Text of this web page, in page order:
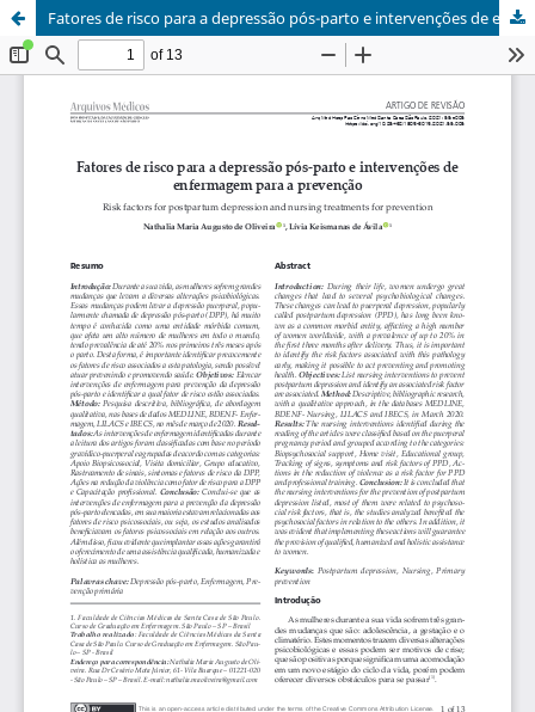
Fatores de risco para a depressão pós-parto e intervenções de enfermagem para a prevenção / Risk factors for postpartum depression and nursing treatments for prevention